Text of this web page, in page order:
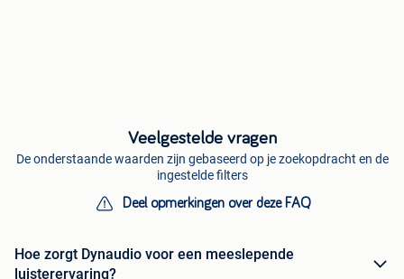
Veelgestelde vragen
De onderstaande waarden zijn gebaseerd op je zoekopdracht en de
ingestelde filters
Deel opmerkingen over deze FAQ
Hoe zorgt Dynaudio voor een meeslepende
luisterervaring?